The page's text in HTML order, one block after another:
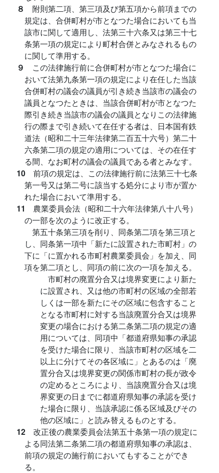
８ 附則第二項、第三項及び第五項から前項までの
規定は、合併町村が市となつた場合においても当
該市に関して適用し、法第三十六条又は第三十七
条第一項の規定により町村合併とみなされるもの
に関して準用する。
９ この法律施行前に合併町村が市となつた場合に
おいて法第九条第一項の規定により在任した当該
合併町村の議会の議員が引き続き当該市の議会の
議員となつたときは、当該合併町村が市となつた
際引き続き当該市の議会の議員となりこの法律施
行の際まで引き続いて在任する者は、日本国有鉄
道法（昭和二十三年法律第二百五十六号）第二十
六条第二項の規定の適用については、その在任す
る間、なお町村の議会の議員である者とみなす。
10 前項の規定は、この法律施行前に法第三十七条
第一号又は第二号に該当する処分により市が置か
れた場合において準用する。
11 農業委員会法（昭和二十六年法律第八十八号）
の一部を次のように改正する。
第五十条第三項を削り、同条第二項を第三項と
し、同条第一項中「新たに設置された市町村」の
下に「に置かれる市町村農業委員会」を加え、同
項を第二項とし、同項の前に次の一項を加える。
市町村の廃置分合又は境界変更により新た
に設置され、又は他の市町村の区域の全部若
しくは一部を新たにその区域に包含すること
となる市町村に対する当該廃置分合又は境界
変更の場合における第二条第二項の規定の適
用については、同項中「都道府県知事の承認
を受けた場合に限り、当該市町村の区域を二
以上に分けてその各区域に」とあるのは「廃
置分合又は境界変更の関係市町村の長が政令
の定めるところにより、当該廃置分合又は境
界変更の日までに都道府県知事の承認を受け
た場合に限り、当該承認に係る区域及びその
他の区域に」と読み替えるものとする。
12 改正後の農業委員会法第五十条第一項の規定に
よる同法第二条第二項の都道府県知事の承認は、
前項の規定の施行前においてもすることができ
る。